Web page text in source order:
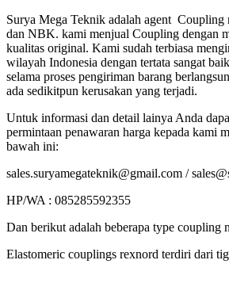
Surya Mega Teknik adalah agent Coupling
dan NBK. kami menjual Coupling dengan
kualitas original. Kami sudah terbiasa
wilayah Indonesia dengan tertata sangat
selama proses pengiriman barang
ada sedikitpun kerusakan yang terjadi.
Untuk informasi dan detail lainya Anda
permintaan penawaran harga kepada kami
bawah ini:
sales.suryamegateknik@gmail.com /
HP/WA : 085285592355
Dan berikut adalah beberapa type coupling
Elastomeric couplings rexnord terdiri dari